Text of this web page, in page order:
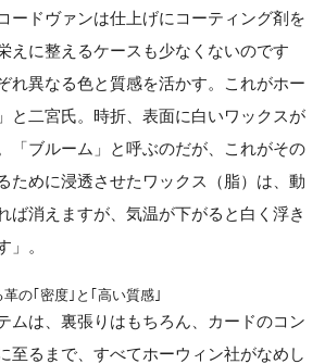
ードヴァンは仕上げにコーティング剤を
えに整えるケースも少なくないのです
れ異なる色と質感を活かす。これがホー
と二宮氏。時折、表面に白いワックスが
「ブルーム」と呼ぶのだが、これがその
ために浸透させたワックス（脂）は、動
ば消えますが、気温が下がると白く浮き
」。
の｢密度｣と｢高い質感｣
ムは、裏張りはもちろん、カードのコン
至るまで、すべてホーウィン社がなめし